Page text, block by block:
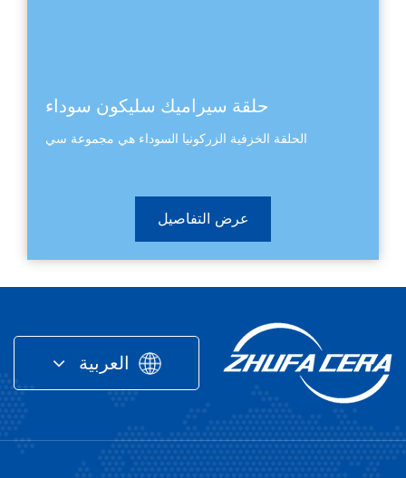
حلقة سيراميك سليكون سوداء
الحلقة الخزفية الزركونيا السوداء هي مجموعة سي
عرض التفاصيل
العربية